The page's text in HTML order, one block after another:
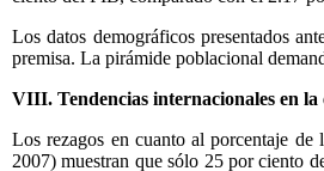
Los datos demográficos presentados
premisa. La pirámide poblacional
VIII. Tendencias internacionales en
Los rezagos en cuanto al porcentaje
2007) muestran que sólo 25 por ciento